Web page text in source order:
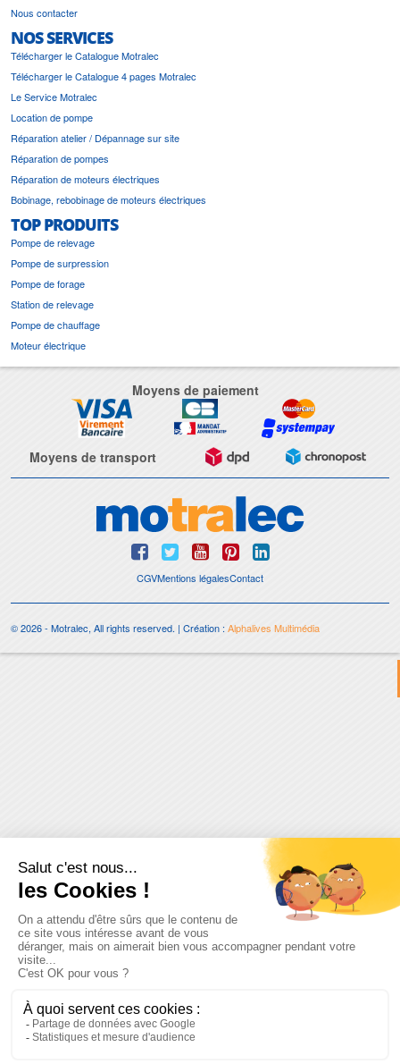
Nous contacter
NOS SERVICES
Télécharger le Catalogue Motralec
Télécharger le Catalogue 4 pages Motralec
Le Service Motralec
Location de pompe
Réparation atelier / Dépannage sur site
Réparation de pompes
Réparation de moteurs électriques
Bobinage, rebobinage de moteurs électriques
TOP PRODUITS
Pompe de relevage
Pompe de surpression
Pompe de forage
Station de relevage
Pompe de chauffage
Moteur électrique
Moyens de paiement
Moyens de transport
CGVMentions légalesContact
© 2026 - Motralec, All rights reserved. | Création :Alphalives Multimédia